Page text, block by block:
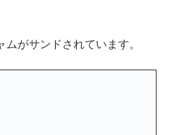
がサンドされています。